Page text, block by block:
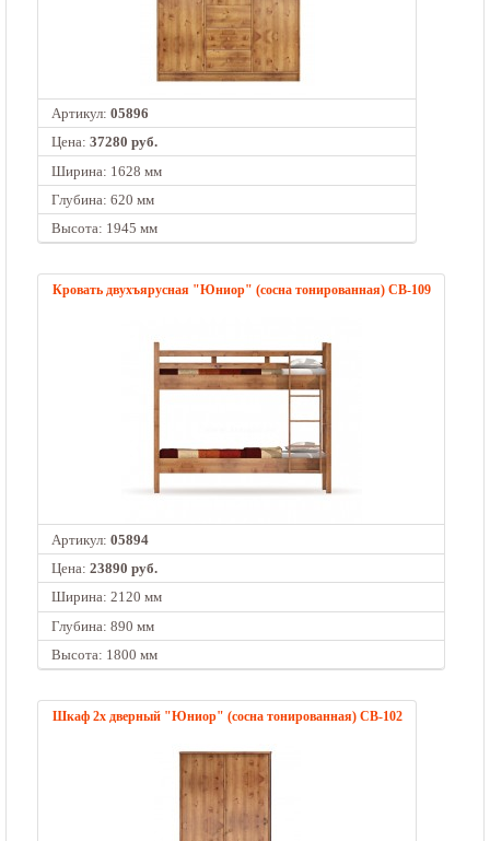
Артикул: 05896
Цена: 37280 руб.
Ширина: 1628 мм
Глубина: 620 мм
Высота: 1945 мм
Кровать двухъярусная "Юниор" (сосна тонированная) СВ-109
Артикул: 05894
Цена: 23890 руб.
Ширина: 2120 мм
Глубина: 890 мм
Высота: 1800 мм
Шкаф 2х дверный "Юниор" (сосна тонированная) СВ-102